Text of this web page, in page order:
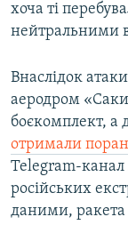
хоча ті
нейтральними
Внаслідок
аеродром
боєкомплект, а
отримали
Telegram-канал
російських
даними, ракета